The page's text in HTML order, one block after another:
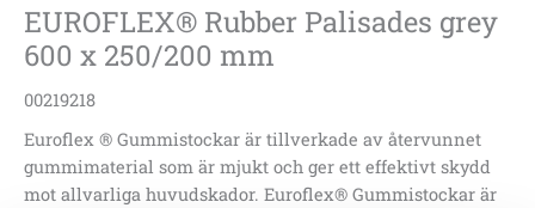
EUROFLEX® Rubber Palisades grey
600 x 250/200 mm
00219218
Euroflex ® Gummistockar är tillverkade av återvunnet
gummimaterial som är mjukt och ger ett effektivt skydd
mot allvarliga huvudskador. Euroflex® Gummistockar är